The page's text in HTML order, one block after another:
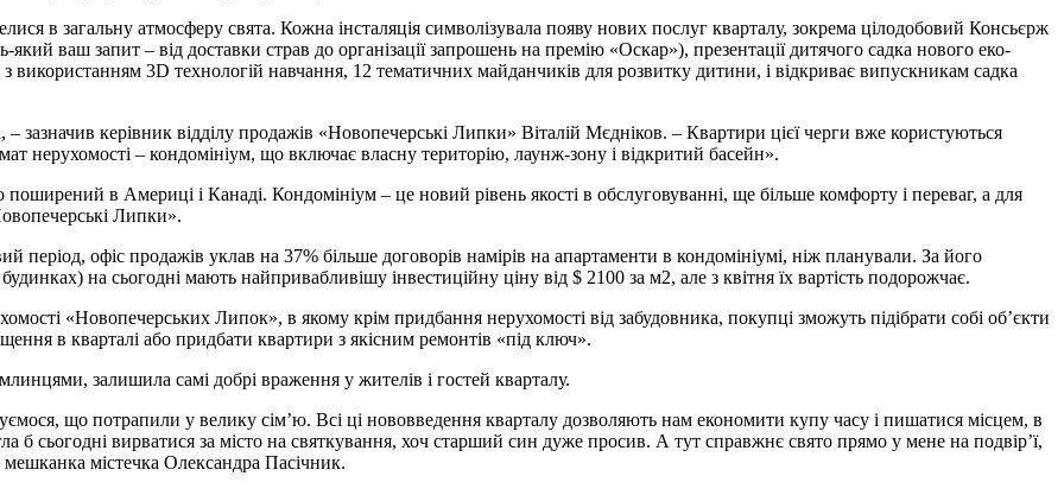
в загальну атмосферу свята. Кожна інсталяція символізувала появу нових послуг кварталу, зокрема цілодобовий Консьєрж
ваш запит – від доставки страв до організації запрошень на премію «Оскар»), презентації дитячого садка нового еко-
3D технологій навчання, 12 тематичних майданчиків для розвитку дитини, і відкриває випускникам садка
керівник відділу продажів «Новопечерські Липки» Віталій Мєдніков. – Квартири цієї черги вже користуються
нерухомості – кондомініум, що включає власну територію, лаунж-зону і відкритий басейн».
в Америці і Канаді. Кондомініум – це новий рівень якості в обслуговуванні, ще більше комфорту і переваг, а для
Липки».
період, офіс продажів уклав на 37% більше договорів намірів на апартаменти в кондомініумі, ніж планували. За його
на сьогодні мають найпривабливішу інвестиційну ціну від $ 2100 за м2, але з квітня їх вартість подорожчає.
«Новопечерських Липок», в якому крім придбання нерухомості від забудовника, покупці зможуть підібрати собі об’єкти
в кварталі або придбати квартири з якісним ремонтів «під ключ».
залишила самі добрі враження у жителів і гостей кварталу.
що потрапили у велику сім’ю. Всі ці нововведення кварталу дозволяють нам економити купу часу і пишатися місцем, в
сьогодні вирватися за місто на святкування, хоч старший син дуже просив. А тут справжнє свято прямо у мене на подвір’ї,
містечка Олександра Пасічник.